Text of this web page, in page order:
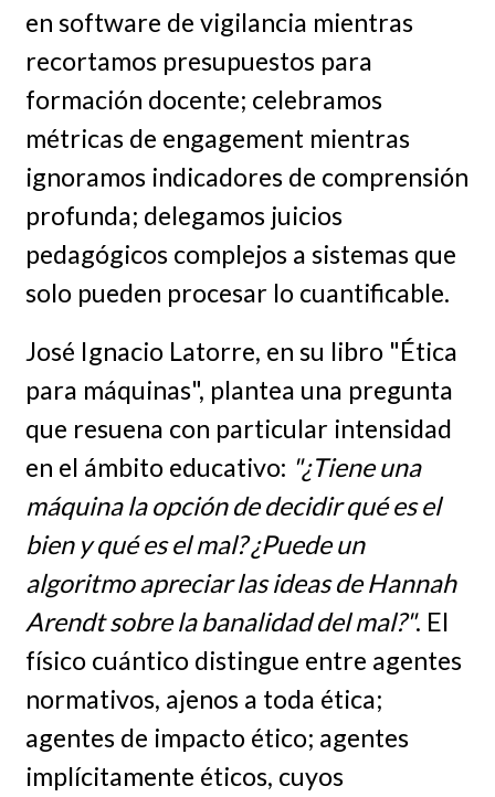
en software de vigilancia mientras
recortamos presupuestos para
formación docente; celebramos
métricas de engagement mientras
ignoramos indicadores de comprensión
profunda; delegamos juicios
pedagógicos complejos a sistemas que
solo pueden procesar lo cuantificable.
José Ignacio Latorre, en su libro "Ética
para máquinas", plantea una pregunta
que resuena con particular intensidad
en el ámbito educativo: "¿Tiene una
máquina la opción de decidir qué es el
bien y qué es el mal? ¿Puede un
algoritmo apreciar las ideas de Hannah
Arendt sobre la banalidad del mal?". El
físico cuántico distingue entre agentes
normativos, ajenos a toda ética;
agentes de impacto ético; agentes
implícitamente éticos, cuyos